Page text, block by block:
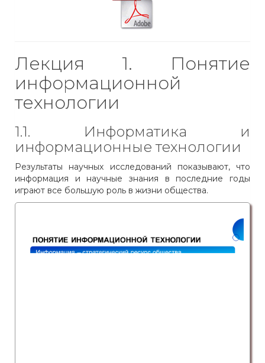
Лекция 1. Понятие
информационной
технологии
1.1. Информатика и
информационные технологии
Результаты научных исследований показывают, что
информация и научные знания в последние годы
играют все большую роль в жизни общества.